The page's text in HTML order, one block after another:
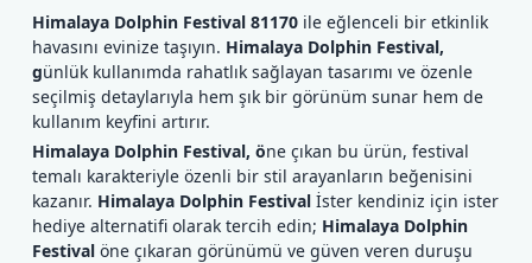
Himalaya Dolphin Festival 81170 ile eğlenceli bir etkinlik
havasını evinize taşıyın. Himalaya Dolphin Festival,
günlük kullanımda rahatlık sağlayan tasarımı ve özenle
seçilmiş detaylarıyla hem şık bir görünüm sunar hem de
kullanım keyfini artırır.
Himalaya Dolphin Festival, öne çıkan bu ürün, festival
temalı karakteriyle özenli bir stil arayanların beğenisini
kazanır. Himalaya Dolphin Festival İster kendiniz için ister
hediye alternatifi olarak tercih edin; Himalaya Dolphin
Festival öne çıkaran görünümü ve güven veren duruşu